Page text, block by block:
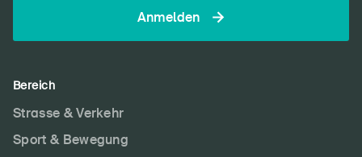
Anmelden
Bereich
Strasse & Verkehr
Sport & Bewegung